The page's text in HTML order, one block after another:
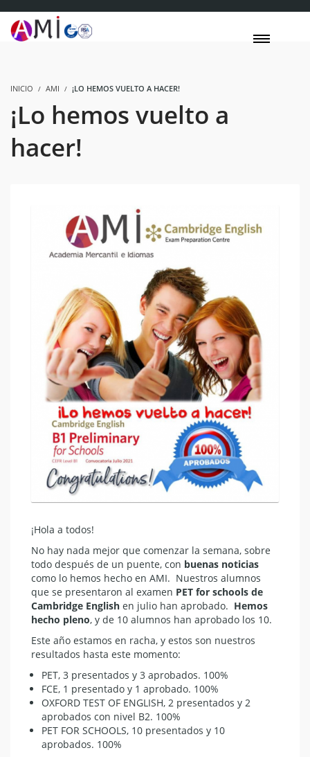
INICIO AMI ¡LO HEMOS VUELTO A HACER!
¡Lo hemos vuelto a
hacer!
¡Hola a todos!
No hay nada mejor que comenzar la semana, sobre
todo después de un puente, con buenas noticias
como lo hemos hecho en AMI. Nuestros alumnos
que se presentaron al examen PET for schools de
Cambridge English en julio han aprobado. Hemos
hecho pleno, y de 10 alumnos han aprobado los 10.
Este año estamos en racha, y estos son nuestros
resultados hasta este momento:
PET, 3 presentados y 3 aprobados. 100%
FCE, 1 presentado y 1 aprobado. 100%
OXFORD TEST OF ENGLISH, 2 presentados y 2
aprobados con nivel B2. 100%
PET FOR SCHOOLS, 10 presentados y 10
aprobados. 100%